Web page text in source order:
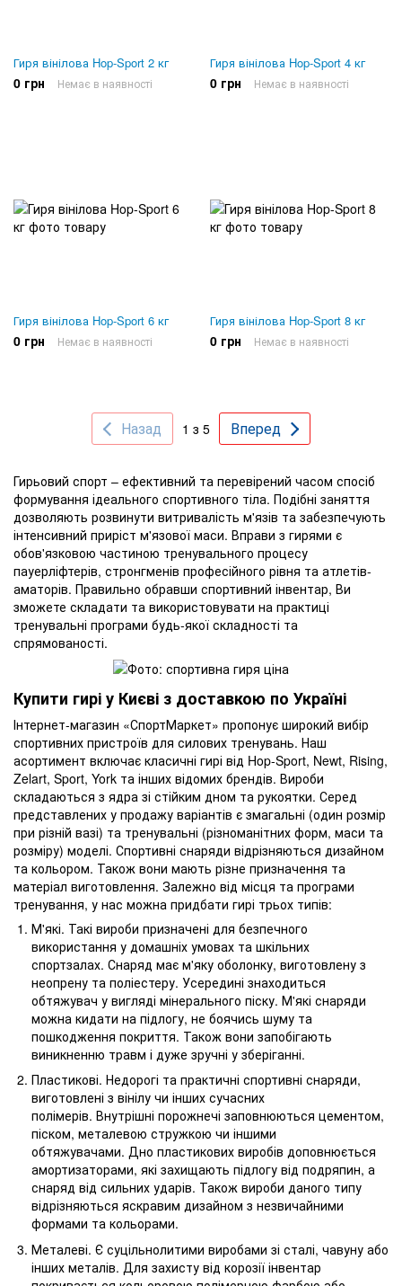
Гиря вінілова Hop-Sport 2 кг
0 грн Немає в наявності
Гиря вінілова Hop-Sport 4 кг
0 грн Немає в наявності
Гиря вінілова Hop-Sport 6 кг
0 грн Немає в наявності
Гиря вінілова Hop-Sport 8 кг
0 грн Немає в наявності
Назад 1 з 5 Вперед
Гирьовий спорт – ефективний та перевірений часом спосіб
формування ідеального спортивного тіла. Подібні заняття
дозволяють розвинути витривалість м'язів та забезпечують
інтенсивний приріст м'язової маси. Вправи з гирями є
обов'язковою частиною тренувального процесу
пауерліфтерів, стронгменів професійного рівня та атлетів-
аматорів. Правильно обравши спортивний інвентар, Ви
зможете складати та використовувати на практиці
тренувальні програми будь-якої складності та
спрямованості.
Купити гирі у Києві з доставкою по Україні
Інтернет-магазин «СпортМаркет» пропонує широкий вибір
спортивних пристроїв для силових тренувань. Наш
асортимент включає класичні гирі від Hop-Sport, Newt, Rising,
Zelart, Sport, York та інших відомих брендів. Вироби
складаються з ядра зі стійким дном та рукоятки. Серед
представлених у продажу варіантів є змагальні (один розмір
при різній вазі) та тренувальні (різноманітних форм, маси та
розміру) моделі. Спортивні снаряди відрізняються дизайном
та кольором. Також вони мають різне призначення та
матеріал виготовлення. Залежно від місця та програми
тренування, у нас можна придбати гирі трьох типів:
М'які. Такі вироби призначені для безпечного
використання у домашніх умовах та шкільних
спортзалах. Снаряд має м'яку оболонку, виготовлену з
неопрену та поліестеру. Усередині знаходиться
обтяжувач у вигляді мінерального піску. М'які снаряди
можна кидати на підлогу, не боячись шуму та
пошкодження покриття. Також вони запобігають
виникненню травм і дуже зручні у зберіганні.
Пластикові. Недорогі та практичні спортивні снаряди,
виготовлені з вінілу чи інших сучасних
полімерів. Внутрішні порожнечі заповнюються цементом,
піском, металевою стружкою чи іншими
обтяжувачами. Дно пластикових виробів доповнюється
амортизаторами, які захищають підлогу від подряпин, а
снаряд від сильних ударів. Також вироби даного типу
відрізняються яскравим дизайном з незвичайними
формами та кольорами.
Металеві. Є суцільнолитими виробами зі сталі, чавуну або
інших металів. Для захисту від корозії інвентар